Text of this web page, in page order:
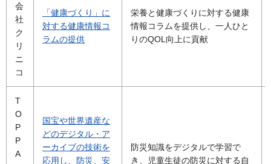
会
社
ク
リ
ニ
コ
「健康づくり」に
対する健康情報コ
ラムの提供
栄養と健康づくりに対する健康
情報コラムを提供し、一人ひと
りのQOL向上に貢献
T
O
P
P
A
国宝や世界遺産な
どのデジタル・ア
ーカイブの技術を
応用し、防災、安
防災知識をデジタルで学習で
き、児童生徒の防災に対する自